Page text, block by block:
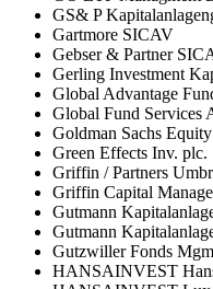
GS& P
Gartmore SICAV
Gebser & Partner
Gerling Investment
Global Advantage
Global Fund Services
Goldman Sachs
Green Effects Inv. plc.
Griffin / Partners
Griffin Capital
Gutmann
Gutmann
Gutzwiller Fonds
HANSAINVEST